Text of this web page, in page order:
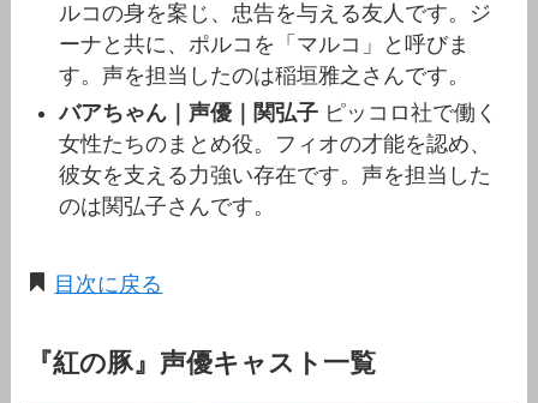
ルコの身を案じ、忠告を与える友人です。ジ
ーナと共に、ポルコを「マルコ」と呼びま
す。声を担当したのは稲垣雅之さんです。
バアちゃん｜声優｜関弘子 ピッコロ社で働く
女性たちのまとめ役。フィオの才能を認め、
彼女を支える力強い存在です。声を担当した
のは関弘子さんです。
目次に戻る
『紅の豚』声優キャスト一覧